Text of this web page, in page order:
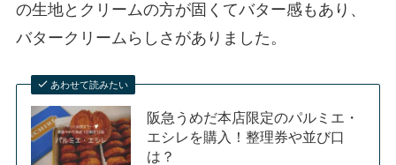
の生地とクリームの方が固くてバター感もあり、
バタークリームらしさがありました。
あわせて読みたい
阪急うめだ本店限定のパルミエ・
エシレを購入！整理券や並び口
は？